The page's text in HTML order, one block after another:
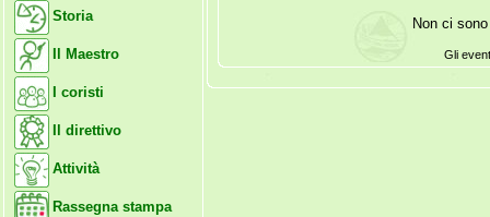
Storia
Il Maestro
I coristi
Il direttivo
Attività
Rassegna stampa
Non ci
Gli